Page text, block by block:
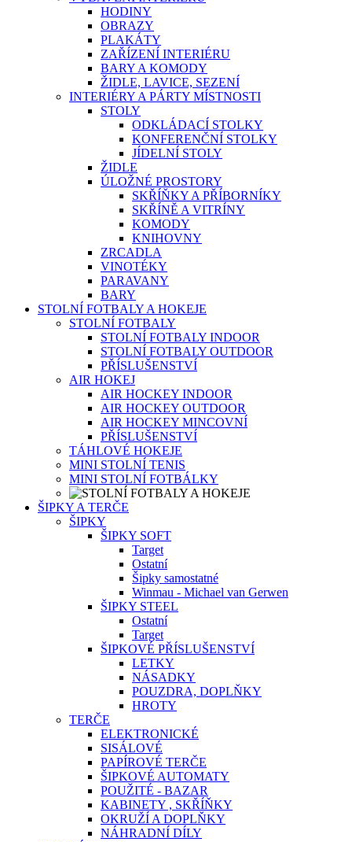
HODINY
OBRAZY
PLAKÁTY
ZAŘÍZENÍ INTERIÉRU
BARY A KOMODY
ŽIDLE, LAVICE, SEZENÍ
INTERIÉRY A PÁRTY MÍSTNOSTI
STOLY
ODKLÁDACÍ STOLKY
KONFERENČNÍ STOLKY
JÍDELNÍ STOLY
ŽIDLE
ÚLOŽNÉ PROSTORY
SKŘÍŇKY A PŘÍBORNÍKY
SKŘÍNĚ A VITRÍNY
KOMODY
KNIHOVNY
ZRCADLA
VINOTÉKY
PARAVANY
BARY
STOLNÍ FOTBALY A HOKEJE
STOLNÍ FOTBALY
STOLNÍ FOTBALY INDOOR
STOLNÍ FOTBALY OUTDOOR
PŘÍSLUŠENSTVÍ
AIR HOKEJ
AIR HOCKEY INDOOR
AIR HOCKEY OUTDOOR
AIR HOCKEY MINCOVNÍ
PŘÍSLUŠENSTVÍ
TÁHLOVÉ HOKEJE
MINI STOLNÍ TENIS
MINI STOLNÍ FOTBÁLKY
ŠIPKY A TERČE
ŠIPKY
ŠIPKY SOFT
Target
Ostatní
Šipky samostatné
Winmau - Michael van Gerwen
ŠIPKY STEEL
Ostatní
Target
ŠIPKOVÉ PŘÍSLUŠENSTVÍ
LETKY
NÁSADKY
POUZDRA, DOPLŇKY
HROTY
TERČE
ELEKTRONICKÉ
SISÁLOVÉ
PAPÍROVÉ TERČE
ŠIPKOVÉ AUTOMATY
POUŽITÉ - BAZAR
KABINETY , SKŘÍŇKY
OKRUŽÍ A DOPLŇKY
NÁHRADNÍ DÍLY